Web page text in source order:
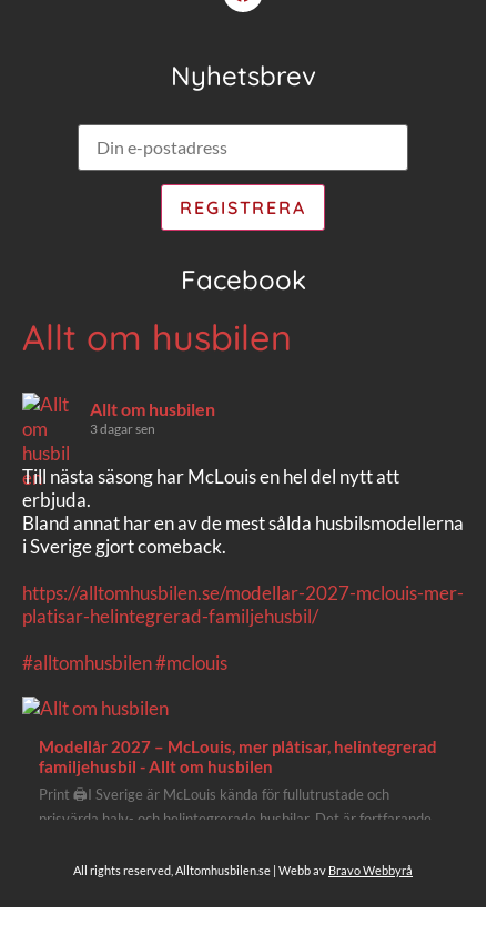
Nyhetsbrev
Facebook
Allt om husbilen
Allt om husbilen
3 dagar sen
Till nästa säsong har McLouis en hel del nytt att
erbjuda.
Bland annat har en av de mest sålda husbilsmodellerna
i Sverige gjort comeback.
https://alltomhusbilen.se/modellar-2027-mclouis-mer-
platisar-helintegrerad-familjehusbil/
#alltomhusbilen#mclouis
Modellår 2027 – McLouis, mer plåtisar, helintegrerad
familjehusbil - Allt om husbilen
Print 🖨I Sverige är McLouis kända för fullutrustade och
prisvärda halv- och helintegrerade husbilar. Det är fortfarande
plåtisutbud lite extra kärlek med hela 3 nya utrustningsnivåer.
All rights reserved, Alltomhusbilen.se | Webb av Bravo Webbyrå